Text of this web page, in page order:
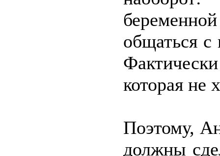
общаться с
которая не
Поэтому,
должны